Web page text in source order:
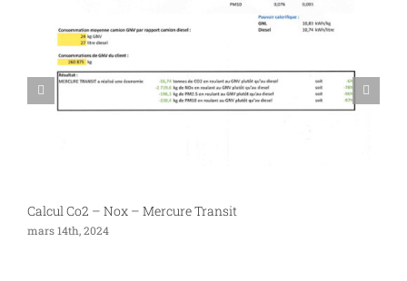
Calcul Co2 – Nox – Mercure Transit
mars 14th, 2024